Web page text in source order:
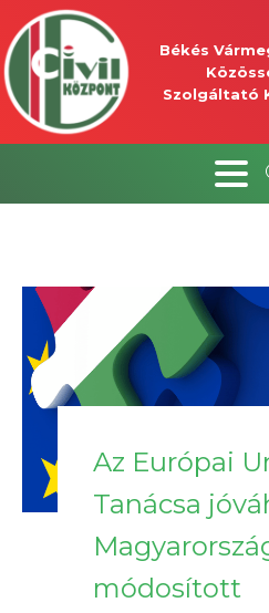
Békés
Szolgáltató
Az Európai
Tanácsa
módosított